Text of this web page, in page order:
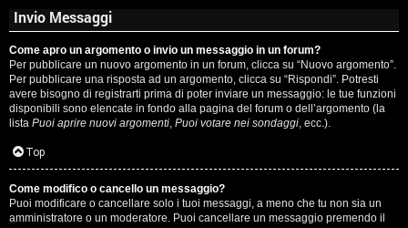
Invio Messaggi
Come apro un argomento o invio un messaggio in un forum?
Per pubblicare un nuovo argomento in un forum, clicca su “Nuovo argomento”.
Per pubblicare una risposta ad un argomento, clicca su “Rispondi”. Potresti
avere bisogno di registrarti prima di poter inviare un messaggio: le tue funzioni
disponibili sono elencate in fondo alla pagina del forum o dell’argomento (la
lista Puoi aprire nuovi argomenti, Puoi votare nei sondaggi, ecc.).
Top
Come modifico o cancello un messaggio?
Puoi modificare o cancellare solo i tuoi messaggi, a meno che tu non sia un
amministratore o un moderatore. Puoi cancellare un messaggio premendo il
P
e
r
c
o
r
s